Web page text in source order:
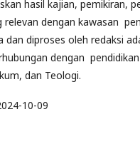
hasil kajian, pemikiran,
relevan dengan kawasan
dan diproses oleh redaksi
dengan
dan Teologi.
10-09